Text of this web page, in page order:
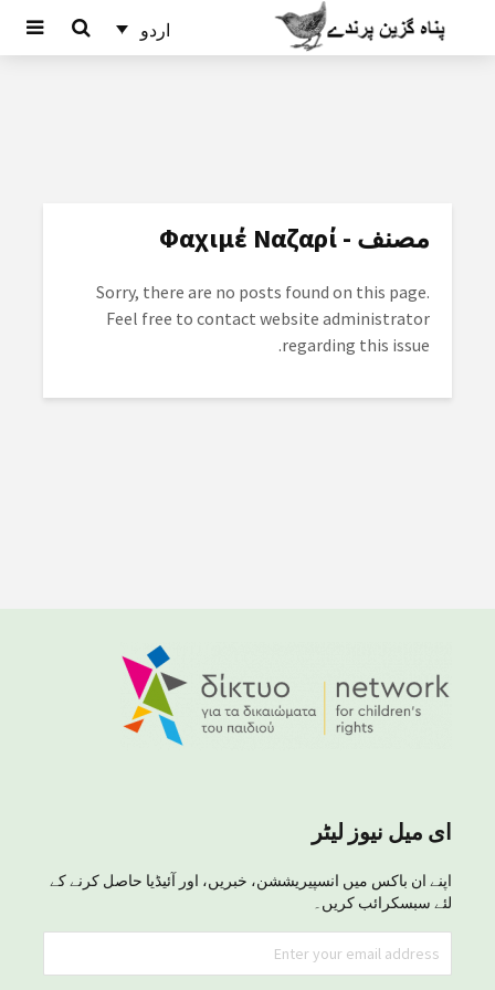
اردو
مصنف - Φαχιμέ Ναζαρί
Sorry, there are no posts found on this page.
Feel free to contact website administrator
regarding this issue.
ای میل نیوز لیٹر
اپنے ان باکس میں انسپیریششن، خبریں، اور آئیڈیا حاصل کرنے کے
لئے سبسکرائب کریں۔